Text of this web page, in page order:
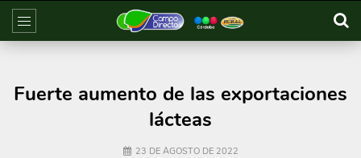
Fuerte aumento de las exportaciones
lácteas
23 DE AGOSTO DE 2022